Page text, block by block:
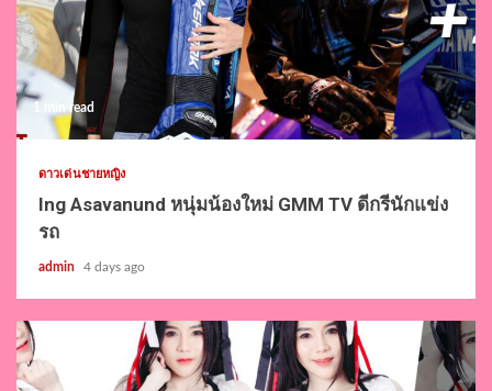
1 min read
ดาวเด่นชายหญิง
Ing Asavanund หนุ่มน้องใหม่ GMM TV ดีกรีนักแข่ง
รถ
admin 4 days ago